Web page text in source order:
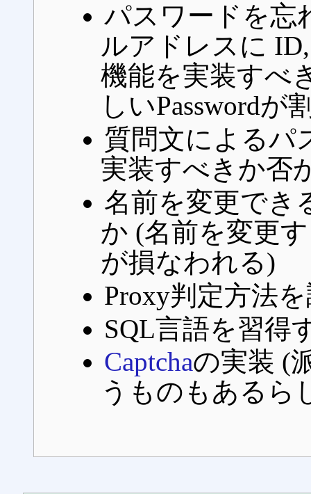
パスワードを忘
ルアドレスに
機能を実装すべ
しいPasswordが
質問文によるパ
実装すべきか否
名前を変更でき
か (名前を変更
が損なわれる)
Proxy判定方法
SQL言語を習得
Captchaの実装 (
うものもあるら